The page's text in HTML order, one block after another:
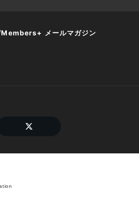
メールマガジン